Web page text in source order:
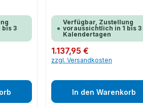
bis 3
Verfügbar, Zustellung
voraussichtlich in 1 bis 3
Kalendertagen
Regulärer Preis:
1.137,95 €
zzgl. Versandkosten
In den Warenkorb